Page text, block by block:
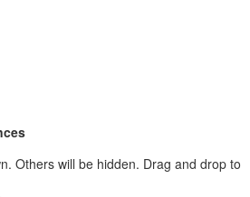
Others will be hidden. Drag and drop to